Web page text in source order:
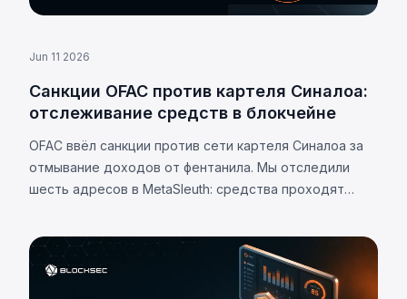
Jun 11 2026
Санкции OFAC против картеля Синалоа:
отслеживание средств в блокчейне
OFAC ввёл санкции против сети картеля Синалоа за
отмывание доходов от фентанила. Мы отследили
шесть адресов в MetaSleuth: средства проходят
централизованных бирж.